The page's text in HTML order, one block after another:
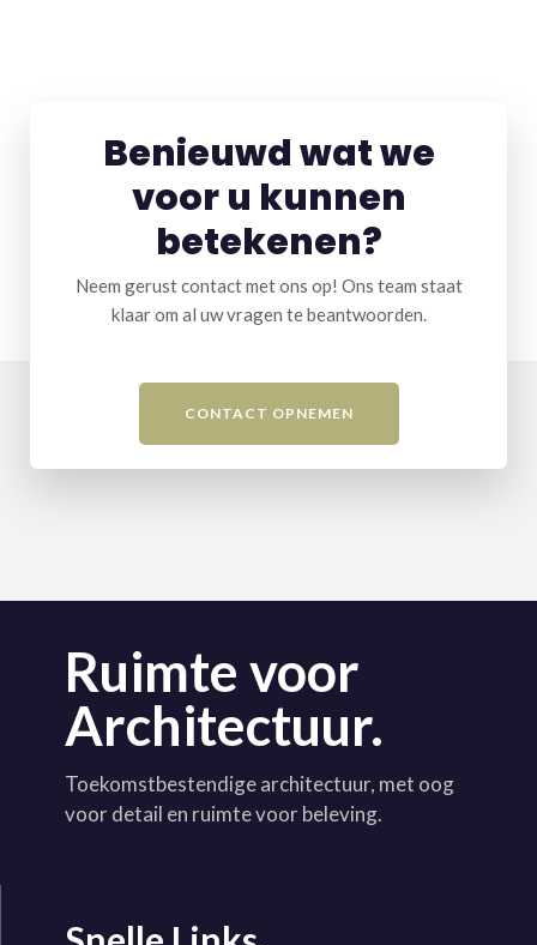
Benieuwd wat we
voor u kunnen
betekenen?
Neem gerust contact met ons op! Ons team staat
klaar om al uw vragen te beantwoorden.
CONTACT OPNEMEN
Ruimte voor
Architectuur.
Toekomstbestendige architectuur, met oog
voor detail en ruimte voor beleving.